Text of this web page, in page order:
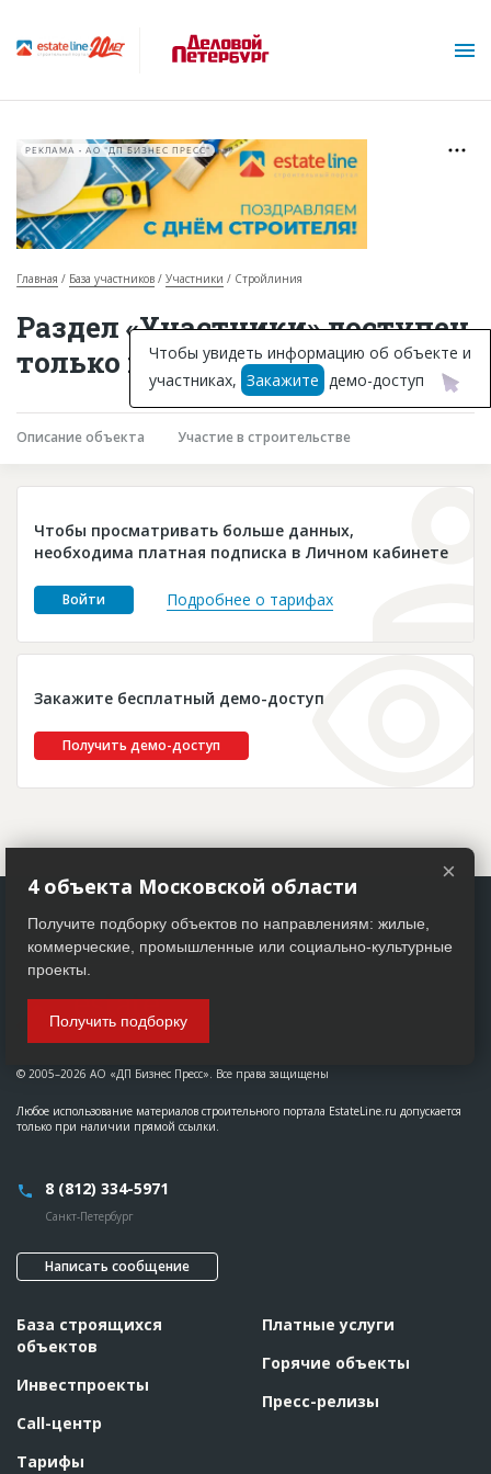
Горячие объекты
База строящихся объектов
Инвестпроекты
Глоссарий
Платные услуги
Пресс-релизы
РЕКЛАМА • АО "ДП БИЗНЕС ПРЕСС"
Главная База участников Участники Стройлиния
Раздел «Участники» доступен
только подписчикам
Описание объекта Участие в строительстве
Чтобы просматривать больше данных,
необходима платная подписка в Личном кабинете
Войти Подробнее о тарифах
Закажите бесплатный демо-доступ
Получить демо-доступ
Чтобы увидеть информацию об объекте и
участниках, Закажите демо-доступ
© 2005–2026 АО «ДП Бизнес Пресс». Все права защищены
Любое использование материалов строительного портала EstateLine.ru допускается
только при наличии прямой ссылки.
8 (812) 334-5971
Санкт-Петербург
Написать сообщение
База строящихся
объектов
Инвестпроекты
Call-центр
Тарифы
Платные услуги
Горячие объекты
Пресс-релизы
×
4 объекта Московской области
Получите подборку объектов по направлениям: жилые,
коммерческие, промышленные или социально-культурные
проекты.
Получить подборку